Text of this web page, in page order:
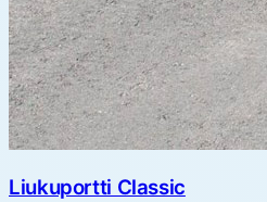
Liukuportti Classic